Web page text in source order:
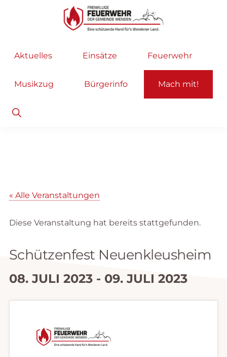
Hauptnavigation
Feuerwehr
helfen
selbstverständlich!
Aktuelles Einsätze Feuerwehr
Musikzug Bürgerinfo Mach mit!
Show
Search
« Alle Veranstaltungen
Diese Veranstaltung hat bereits stattgefunden.
Schützenfest Neuenkleusheim
08. JULI 2023- 09. JULI 2023